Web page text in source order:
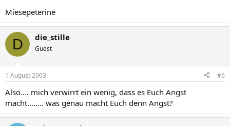
Miesepeterine
D die_stille
Guest
1 August 2003 #6
Also.... mich verwirrt ein wenig, dass es Euch Angst
macht........ was genau macht Euch denn Angst?